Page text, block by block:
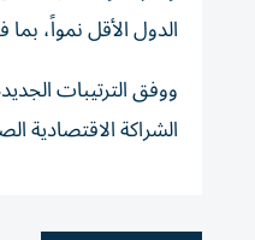
الدول الأقل نمواً، بما في ذلك 33 دولة إفريقية، قبل أن يتم توسيع
ووفق الترتيبات
الشراكة الاقتصادية